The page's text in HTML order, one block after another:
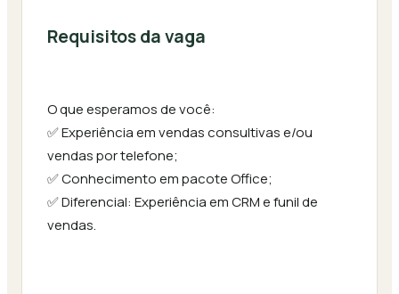
Requisitos da vaga
O que esperamos de você:
✅ Experiência em vendas consultivas e/ou
vendas por telefone;
✅ Conhecimento em pacote Office;
✅ Diferencial: Experiência em CRM e funil de
vendas.